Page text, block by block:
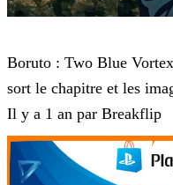
Boruto : Two Blue
sort le chapitre et les
Il y a 1 an par Breakflip